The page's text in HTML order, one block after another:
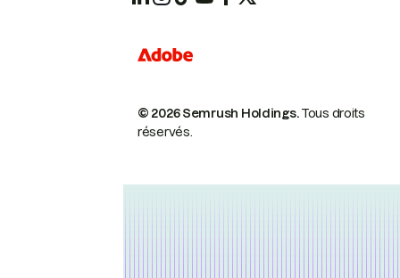
© 2026 Semrush Holdings.Tous droits
réservés.